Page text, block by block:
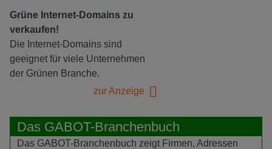
Grüne Internet-Domains zu
verkaufen!
Die Internet-Domains sind
geeignet für viele Unternehmen
der Grünen Branche.
zur Anzeige
Das GABOT-Branchenbuch
Das GABOT-Branchenbuch zeigt Firmen, Adressen